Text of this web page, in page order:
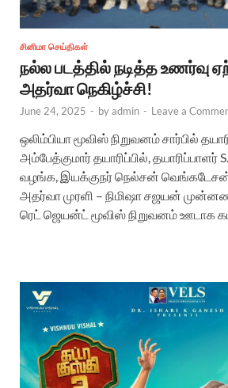
சினிமா செய்திகள்
நல்ல படத்தில் நடித்த உணர்வு
அதர்வா நெகிழ்ச்சி!
June 24, 2025 - byadmin - Leave a
ஒலிம்பியா மூவிஸ் நிறுவனம் சார்பில்
அம்பேத்குமார் தயாரிப்பில், தயாரிப்பாளர்
வழங்க, இயக்குநர் நெல்சன்
அதர்வா முரளி – நிமிஷா சஜயன்
ரெட் ஜெயன்ட் மூவிஸ் நிறுவனம் ஊடாக